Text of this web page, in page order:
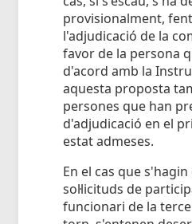
provisionalment,
l'adjudicació de la
favor de la persona
d'acord amb la
aquesta proposta
persones que han
d'adjudicació en el
estat admeses.
En el cas que
sol·licituds de
funcionari de la